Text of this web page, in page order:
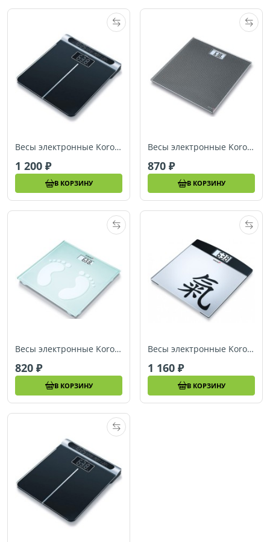
Весы электронные Korona Leandra
1 200
В КОРЗИНУ
Весы электронные Korona Gloria
870
В КОРЗИНУ
Весы электронные Korona Sina
820
В КОРЗИНУ
Весы электронные Korona Motive Line
1 160
В КОРЗИНУ